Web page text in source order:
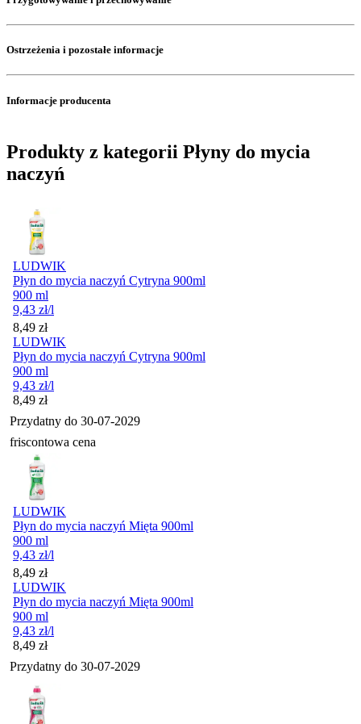
Ostrzeżenia i pozostałe informacje
Informacje producenta
Produkty z kategorii Płyny do mycia
naczyń
LUDWIK
Płyn do mycia naczyń Cytryna 900ml
900 ml
9,43 zł/l
Cena
8,49 zł
LUDWIK
Płyn do mycia naczyń Cytryna 900ml
900 ml
9,43 zł/l
Cena
8,49 zł
Przydatny do 30-07-2029
friscontowa cena
LUDWIK
Płyn do mycia naczyń Mięta 900ml
900 ml
9,43 zł/l
Cena
8,49 zł
LUDWIK
Płyn do mycia naczyń Mięta 900ml
900 ml
9,43 zł/l
Cena
8,49 zł
Przydatny do 30-07-2029